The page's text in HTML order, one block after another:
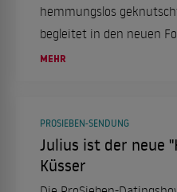
hemmungslos
begleitet in den neuen
wieder einen Mann, der
MEHR
PROSIEBEN-SENDUNG
Julius ist der neue
Küsser